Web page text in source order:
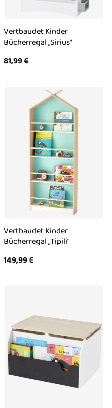
Vertbaudet Kinder
Bücherregal „Sirius“
81,99€
Vertbaudet Kinder
Bücherregal „Tipili“
149,99€